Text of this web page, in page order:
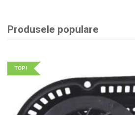
Produsele populare
TOP!